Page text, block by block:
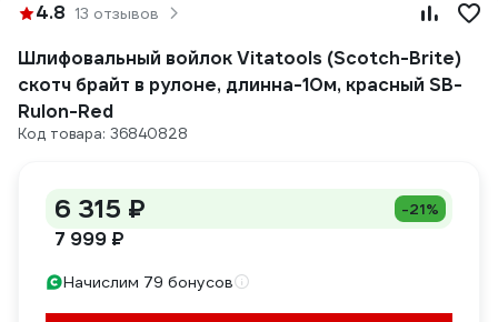
4.8 13 отзывов
Шлифовальный войлок Vitatools (Scotch-Brite)
скотч брайт в рулоне, длинна-10м, красный SB-
Rulon-Red
Код товара: 36840828
6 315 ₽ -21%
7 999 ₽
Начислим 79 бонусов